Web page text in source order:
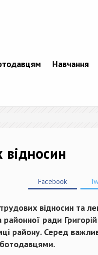
Навчання
Facebook
відносин та
районної ради
району. Серед